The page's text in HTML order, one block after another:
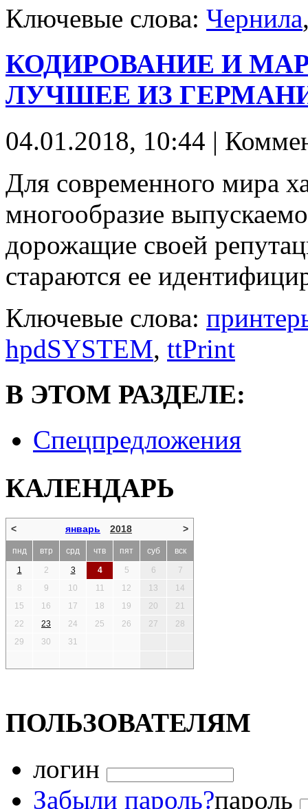
Ключевые слова: Чернила
КОДИРОВАНИЕ И
ЛУЧШЕЕ ИЗ
04.01.2018, 10:44 |
Для современного мира
многообразие
дорожащие своей
стараются ее
Ключевые слова:
hpdSYSTEM, ttPrint
В ЭТОМ РАЗДЕЛЕ:
Спецпредложения
КАЛЕНДАРЬ
< январь 2018 >
пнд втр срд чтв пят суб
вск
1
2 3 4 5 6
7
8
9 10 11 12 13
14
15
16 17 18 19 20
21
22
23 24 25 26 27
28
29
30 31
ПОЛЬЗОВАТЕЛЯМ
логин
Забыли пароль?пароль